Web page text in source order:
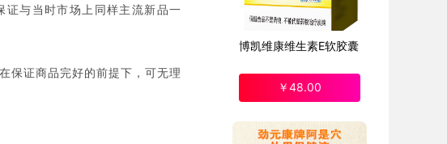
证与当时市场上同样主流新品一
保证商品完好的前提下，可无理
博凯维康维生素E软胶囊
￥48.00